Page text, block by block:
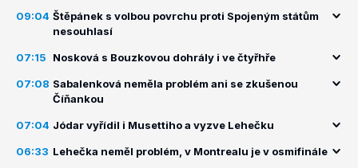
09:04 Štěpánek s volbou povrchu proti Spojeným státům
nesouhlasí
07:15 Nosková s Bouzkovou dohrály i ve čtyřhře
07:08 Sabalenková neměla problém ani se zkušenou
Číňankou
07:04 Jódar vyřídil i Musettiho a vyzve Lehečku
06:33 Lehečka neměl problém, v Montrealu je v osmifinále